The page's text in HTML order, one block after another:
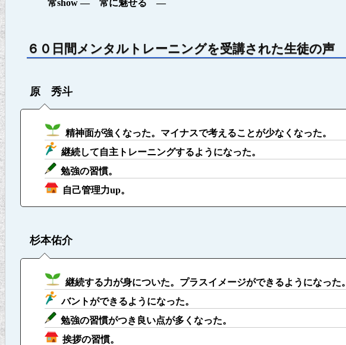
常show ― 常に魅せる ―
６０日間メンタルトレーニングを受講された生徒の声
原 秀斗
精神面が強くなった。マイナスで考えることが少なくなった。
継続して自主トレーニングするようになった。
勉強の習慣。
自己管理力up。
杉本佑介
継続する力が身についた。プラスイメージができるようになった。
バントができるようになった。
勉強の習慣がつき良い点が多くなった。
挨拶の習慣。